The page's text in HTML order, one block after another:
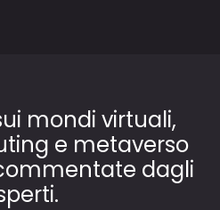
mondi virtuali,
e metaverso
dagli